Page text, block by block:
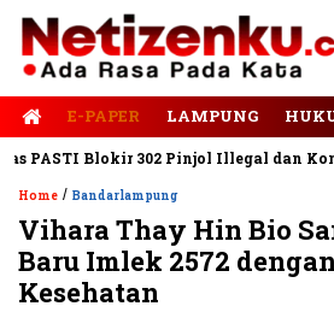
E-PAPER LAMPUNG
Blokir 302 Pinjol Illegal dan
Home / Bandarlampung
Vihara Thay Hin Bio
Baru Imlek 2572
Kesehatan